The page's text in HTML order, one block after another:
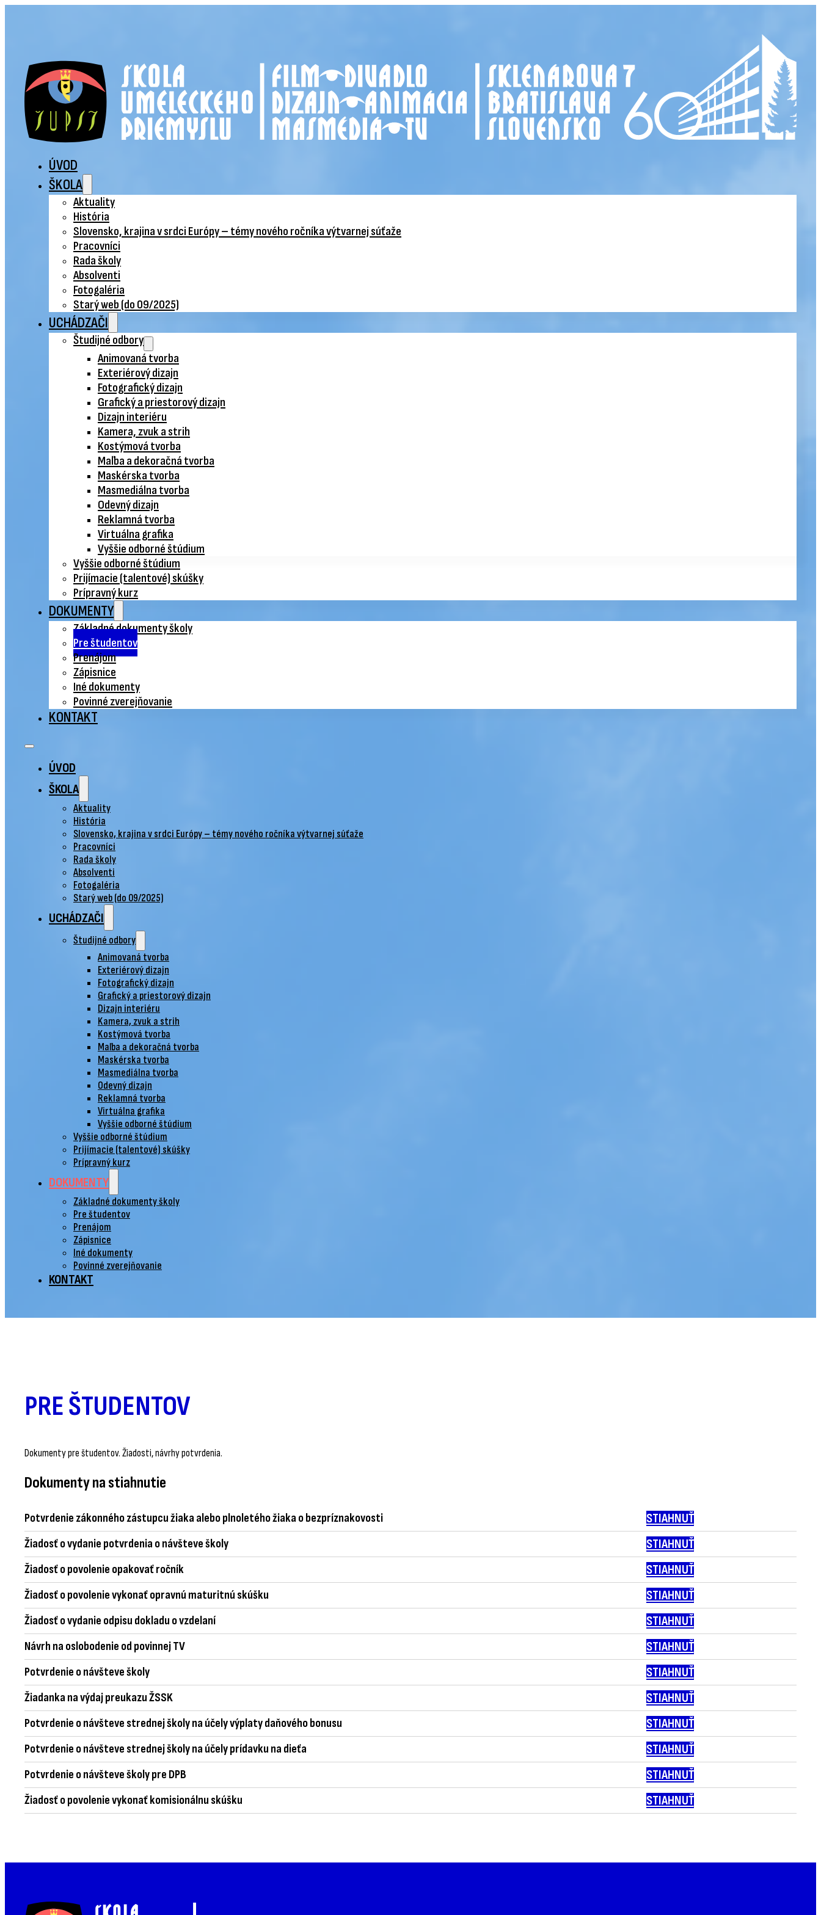
ÚVOD
ŠKOLA
Aktuality
História
Slovensko, krajina v srdci Európy – témy nového ročníka výtvarnej súťaže
Pracovníci
Rada školy
Absolventi
Fotogaléria
Starý web (do 09/2025)
UCHÁDZAČI
Študijné odbory
Animovaná tvorba
Exteriérový dizajn
Fotografický dizajn
Grafický a priestorový dizajn
Dizajn interiéru
Kamera, zvuk a strih
Kostýmová tvorba
Maľba a dekoračná tvorba
Maskérska tvorba
Masmediálna tvorba
Odevný dizajn
Reklamná tvorba
Virtuálna grafika
Vyššie odborné štúdium
Vyššie odborné štúdium
Prijímacie (talentové) skúšky
Prípravný kurz
DOKUMENTY
Základné dokumenty školy
Pre študentov
Prenájom
Zápisnice
Iné dokumenty
Povinné zverejňovanie
KONTAKT
ÚVOD
ŠKOLA
Aktuality
História
Slovensko, krajina v srdci Európy – témy nového ročníka výtvarnej súťaže
Pracovníci
Rada školy
Absolventi
Fotogaléria
Starý web (do 09/2025)
UCHÁDZAČI
Študijné odbory
Animovaná tvorba
Exteriérový dizajn
Fotografický dizajn
Grafický a priestorový dizajn
Dizajn interiéru
Kamera, zvuk a strih
Kostýmová tvorba
Maľba a dekoračná tvorba
Maskérska tvorba
Masmediálna tvorba
Odevný dizajn
Reklamná tvorba
Virtuálna grafika
Vyššie odborné štúdium
Vyššie odborné štúdium
Prijímacie (talentové) skúšky
Prípravný kurz
DOKUMENTY
Základné dokumenty školy
Pre študentov
Prenájom
Zápisnice
Iné dokumenty
Povinné zverejňovanie
KONTAKT
PRE ŠTUDENTOV
Dokumenty pre študentov. Žiadosti, návrhy potvrdenia.
Dokumenty na stiahnutie
Potvrdenie zákonného zástupcu žiaka alebo plnoletého žiaka o bezpríznakovosti STIAHNUŤ
Žiadosť o vydanie potvrdenia o návšteve školy STIAHNUŤ
Žiadosť o povolenie opakovať ročník STIAHNUŤ
Žiadosť o povolenie vykonať opravnú maturitnú skúšku STIAHNUŤ
Žiadosť o vydanie odpisu dokladu o vzdelaní STIAHNUŤ
Návrh na oslobodenie od povinnej TV STIAHNUŤ
Potvrdenie o návšteve školy STIAHNUŤ
Žiadanka na výdaj preukazu ŽSSK STIAHNUŤ
Potvrdenie o návšteve strednej školy na účely výplaty daňového bonusu STIAHNUŤ
Potvrdenie o návšteve strednej školy na účely prídavku na dieťa STIAHNUŤ
Potvrdenie o návšteve školy pre DPB STIAHNUŤ
Žiadosť o povolenie vykonať komisionálnu skúšku STIAHNUŤ